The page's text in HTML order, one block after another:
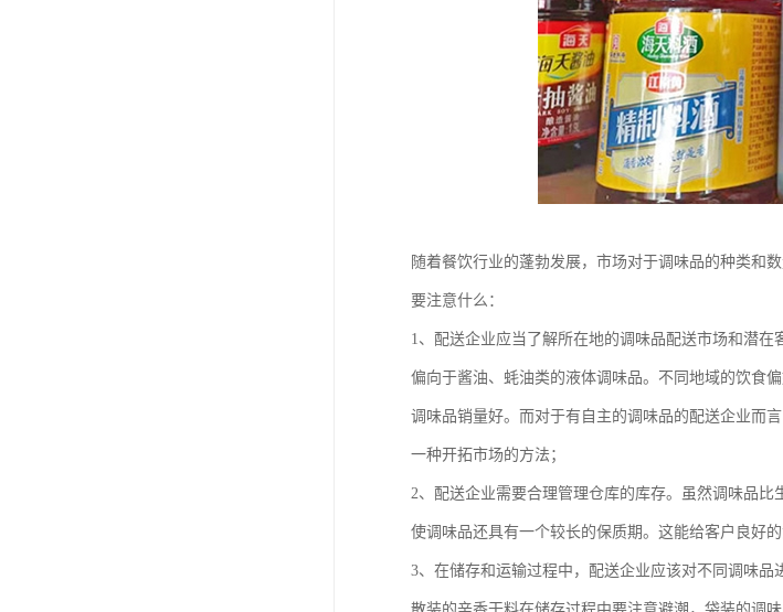
随着餐饮行业的蓬勃发展，市场对于调味品的种类和
要注意什么：
1、配送企业应当了解所在地的调味品配送市场和潜
偏向于酱油、蚝油类的液体调味品。不同地域的饮食
调味品销量好。而对于有自主的调味品的配送企业而
一种开拓市场的方法；
2、配送企业需要合理管理仓库的库存。虽然调味品比
使调味品还具有一个较长的保质期。这能给客户良好
3、在储存和运输过程中，配送企业应该对不同调味品